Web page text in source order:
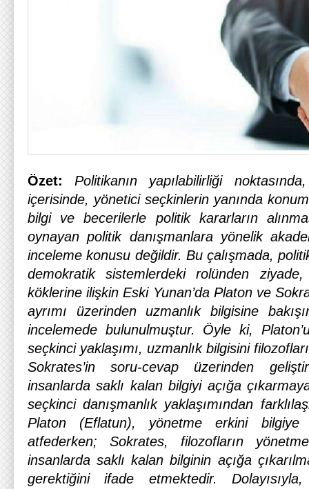
Özet:Politikanın yapılabilirliği
içerisinde, yönetici seçkinlerin yanında
bilgi ve becerilerle politik kararların
oynayan politik danışmanlara yönelik
inceleme konusu değildir. Bu çalışmada,
demokratik sistemlerdeki rolünden ziyade,
köklerine ilişkin Eski Yunan’da Platon ve
ayrımı üzerinden uzmanlık bilgisine
incelemede bulunulmuştur. Öyle ki,
seçkinci yaklaşımı, uzmanlık bilgisini
Sokrates’in soru-cevap üzerinden
insanlarda saklı kalan bilgiyi açığa
seçkinci danışmanlık yaklaşımından
Platon (Eflatun), yönetme erkini
atfederken; Sokrates, filozofların
insanlarda saklı kalan bilginin açığa
gerektiğini ifade etmektedir.